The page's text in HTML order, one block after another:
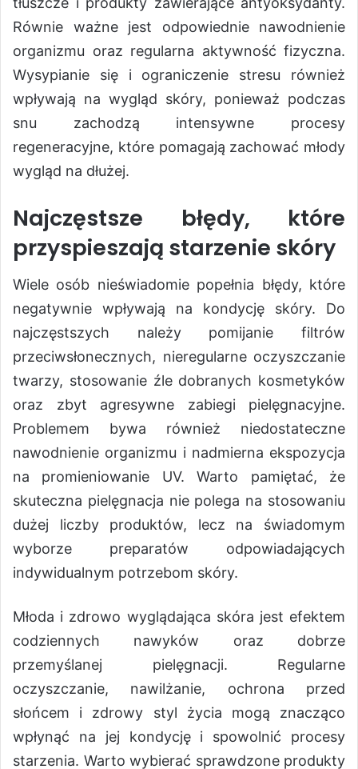
Równie ważne jest odpowiednie nawodnienie
organizmu oraz regularna aktywność fizyczna.
Wysypianie się i ograniczenie stresu również
wpływają na wygląd skóry, ponieważ podczas
snu zachodzą intensywne procesy
regeneracyjne, które pomagają zachować młody
wygląd na dłużej.
Najczęstsze błędy, które
przyspieszają starzenie skóry
Wiele osób nieświadomie popełnia błędy, które
negatywnie wpływają na kondycję skóry. Do
najczęstszych należy pomijanie filtrów
przeciwsłonecznych, nieregularne oczyszczanie
twarzy, stosowanie źle dobranych kosmetyków
oraz zbyt agresywne zabiegi pielęgnacyjne.
Problemem bywa również niedostateczne
nawodnienie organizmu i nadmierna ekspozycja
na promieniowanie UV. Warto pamiętać, że
skuteczna pielęgnacja nie polega na stosowaniu
dużej liczby produktów, lecz na świadomym
wyborze preparatów odpowiadających
indywidualnym potrzebom skóry.
Młoda i zdrowo wyglądająca skóra jest efektem
codziennych nawyków oraz dobrze
przemyślanej pielęgnacji. Regularne
oczyszczanie, nawilżanie, ochrona przed
słońcem i zdrowy styl życia mogą znacząco
wpłynąć na jej kondycję i spowolnić procesy
starzenia. Warto wybierać sprawdzone produkty